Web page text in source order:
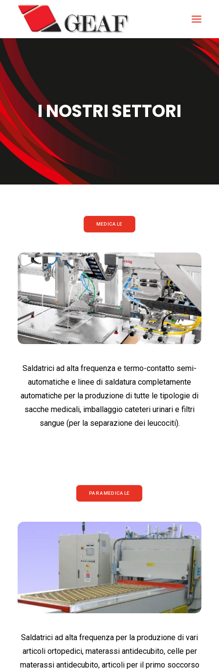
HOME
AZIENDA
KNOW-HOW
I NOSTRI SETTORI
CONTATTI
NEWS ED EVENTI
DOWNLOAD
ITALIANO
ENGLISH
DEUTSCH
I NOSTRI SETTORI
MEDICALE
Saldatrici ad alta frequenza e termo-contatto semi-
automatiche e linee di saldatura completamente
automatiche per la produzione di tutte le tipologie di
sacche medicali, imballaggio cateteri urinari e filtri
sangue (per la separazione dei leucociti).
PARAMEDICALE
Saldatrici ad alta frequenza per la produzione di vari
articoli ortopedici, materassi antidecubito, celle per
materassi antidecubito, articoli per il primo soccorso